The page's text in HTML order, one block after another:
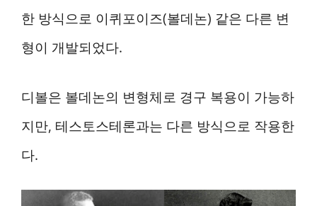
한 방식으로 이퀴포이즈(볼데논) 같은 다른 변
형이 개발되었다.
디볼은 볼데논의 변형체로 경구 복용이 가능하
지만, 테스토스테론과는 다른 방식으로 작용한
다.